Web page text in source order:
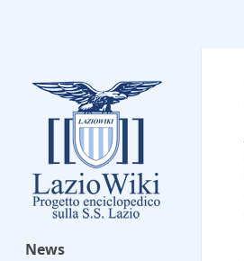
News